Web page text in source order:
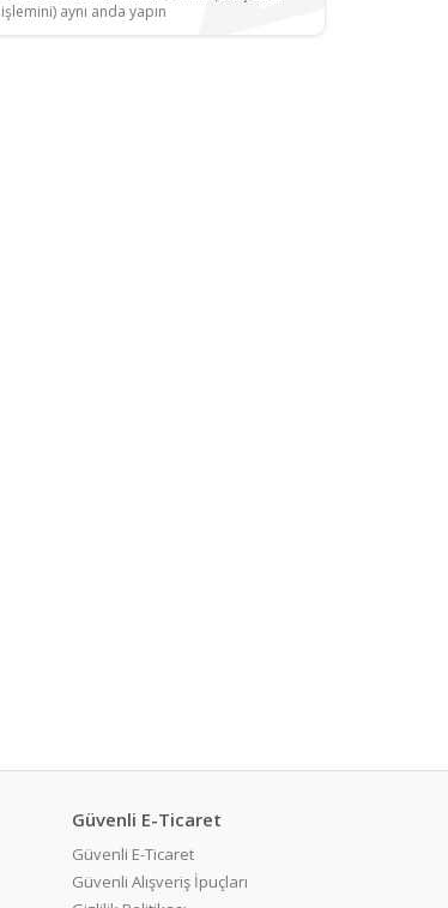
işlemini) aynı anda yapın
Güvenli E-Ticaret
Güvenli E-Ticaret
Güvenli Alışveriş İpuçları